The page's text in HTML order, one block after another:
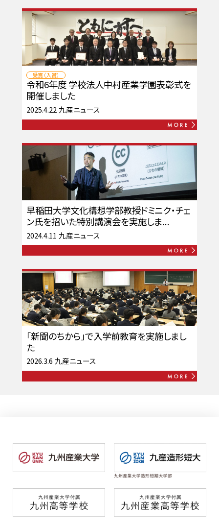
受賞（入賞）
令和6年度 学校法人中村産業学園表彰式を
開催しました
2025.4.22 九産ニュース
早稲田大学文化構想学部教授ドミニク・チェ
ン氏を招いた特別講演会を実施しま...
2024.4.11 九産ニュース
「新聞のちから」で入学前教育を実施しまし
た
2026.3.6 九産ニュース